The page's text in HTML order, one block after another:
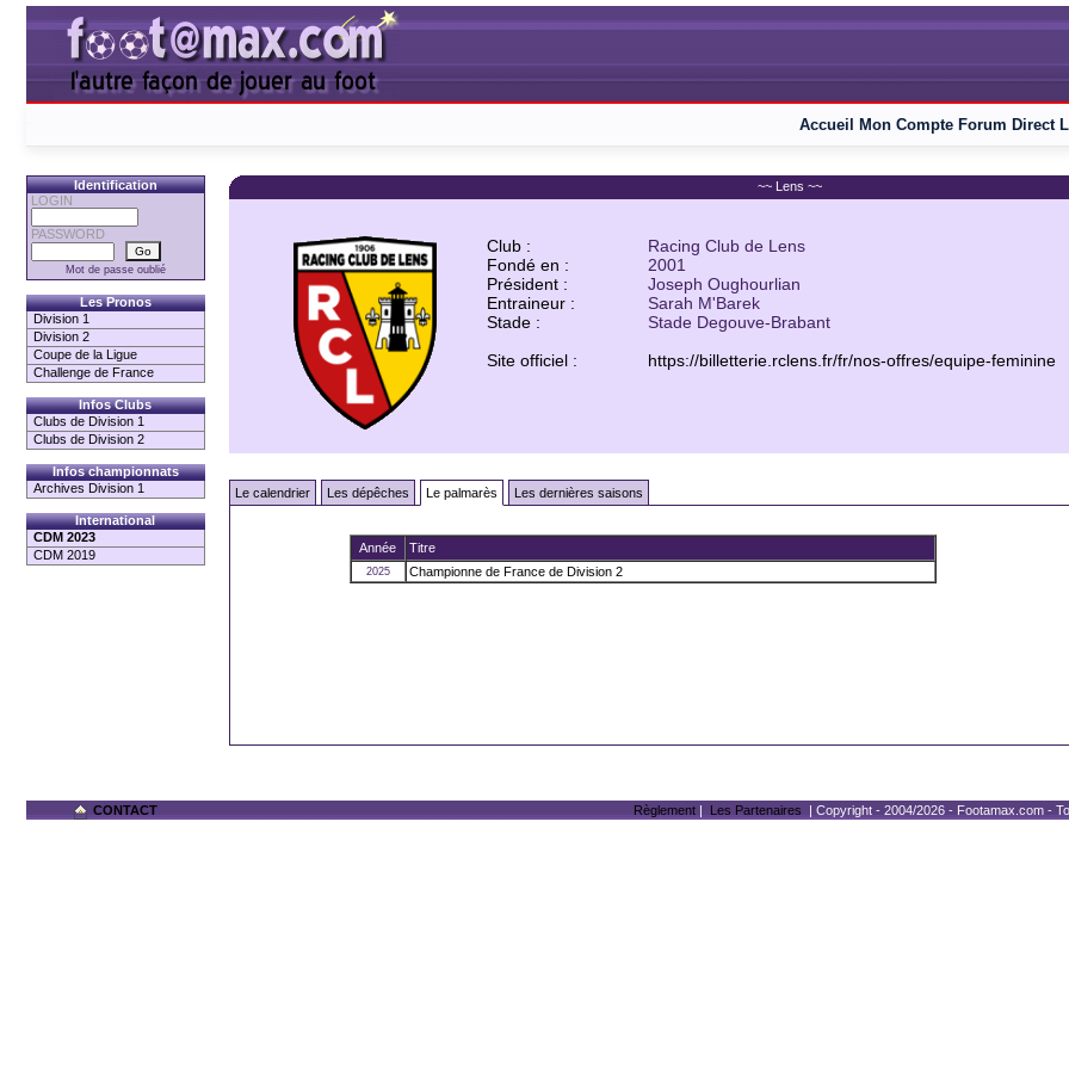
Accueil Mon Compte Forum Direct
Identification
LOGIN
PASSWORD
Mot de passe oublié
Les Pronos
Division 1
Division 2
Coupe de la Ligue
Challenge de France
Infos Clubs
Clubs de Division 1
Clubs de Division 2
Infos championnats
Archives Division 1
International
CDM 2023
CDM 2019
~~ Lens ~~
Club :
Fondé en :
Président :
Entraineur :
Stade :
Site officiel :
Racing Club de Lens
2001
Joseph Oughourlian
Sarah M'Barek
Stade Degouve-Brabant
https://billetterie.rclens.fr/fr/nos-offres/equipe-feminine
Le calendrier Les dépêches Le palmarès Les dernières saisons
Année Titre
2025 Championne de France de Division 2
CONTACT Règlement | Les Partenaires | Copyright - 2004/2026 - Footamax.com -